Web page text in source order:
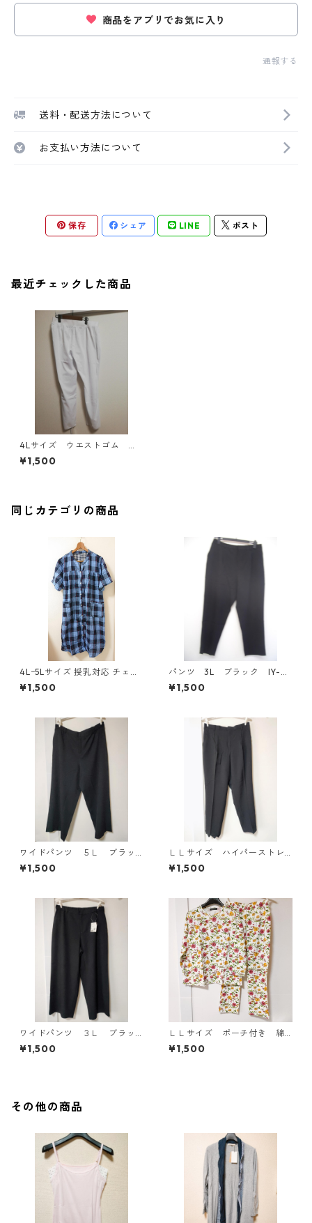
商品をアプリでお気に入り
通報する
送料・配送方法について
お支払い方法について
保存 シェア LINE ポスト
最近チェックした商品
4Lサイズ ウエストゴム パ
ンツ ホワイト MAA-2712
¥1,500
同じカテゴリの商品
4Lｰ5Lサイズ 授乳対応 チェッ
ク柄 半袖ルームウェア マタニ
ティ ブルー系/グレー ◆KIY-1
¥1,500
パンツ 3L ブラック IY-45
25
¥1,500
ワイドパンツ ５Ｌ ブラッ
ク KAE-4725
¥1,500
ＬＬサイズ ハイパーストレ
ッチ センタープレスパン
ツ ブラック KAE-4704
¥1,500
ワイドパンツ ３Ｌ ブラッ
ク KAE-4697
¥1,500
ＬＬサイズ ポーチ付き 綿
１００％ 花柄 トラベルパ
ジャマ ホワイト KAE-4578
¥1,500
その他の商品